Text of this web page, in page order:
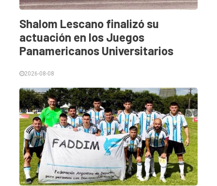
Shalom Lescano finalizó su
actuación en los Juegos
Panamericanos Universitarios
2026-08-08